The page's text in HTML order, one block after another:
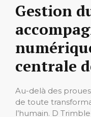
Gestion
centrale
Au-delà des
de toute
l’humain. D